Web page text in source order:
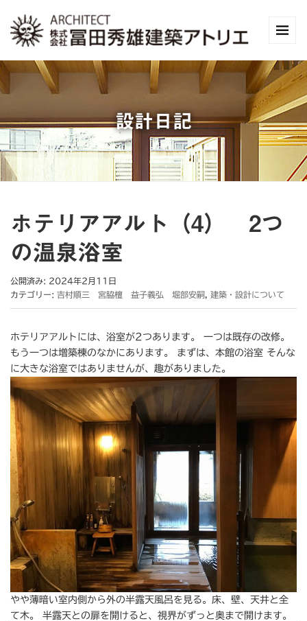
設計日記
ホテリアアルト（4） 2つ
の温泉浴室
公開済み: 2024年2月11日
カテゴリー: 吉村順三 宮脇檀 益子義弘 堀部安嗣 建築・設計について
ホテリアアルトには、浴室が2つあります。 一つは既存の改修。
もう一つは増築棟のなかにあります。 まずは、本館の浴室 そんな
に大きな浴室ではありませんが、趣がありました。
やや薄暗い室内側から外の半露天風呂を見る。床、壁、天井と全
て木。 半露天との扉を開けると、視界がずっと奥まで開けます。